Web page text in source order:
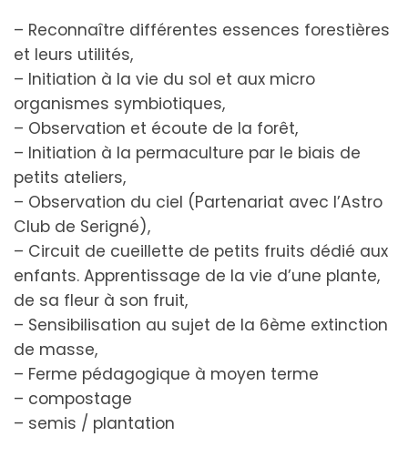
– Reconnaître différentes essences forestières
et leurs utilités,
– Initiation à la vie du sol et aux micro
organismes symbiotiques,
– Observation et écoute de la forêt,
– Initiation à la permaculture par le biais de
petits ateliers,
– Observation du ciel (Partenariat avec l’Astro
Club de Serigné),
– Circuit de cueillette de petits fruits dédié aux
enfants. Apprentissage de la vie d’une plante,
de sa fleur à son fruit,
– Sensibilisation au sujet de la 6ème extinction
de masse,
– Ferme pédagogique à moyen terme
– compostage
– semis / plantation